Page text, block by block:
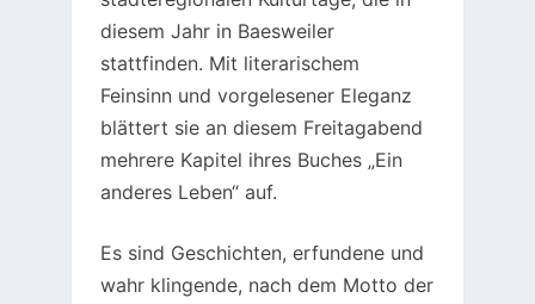
diesem Jahr in Baesweiler
stattfinden. Mit literarischem
Feinsinn und vorgelesener Eleganz
blättert sie an diesem Freitagabend
mehrere Kapitel ihres Buches „Ein
anderes Leben“ auf.
Es sind Geschichten, erfundene und
wahr klingende, nach dem Motto der